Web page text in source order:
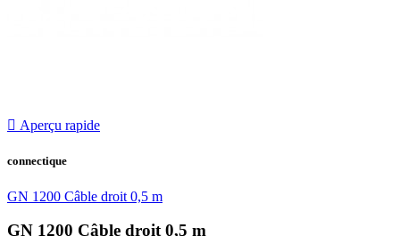
 Aperçu rapide
connectique
GN 1200 Câble droit 0,5 m
GN 1200 Câble droit 0,5 m